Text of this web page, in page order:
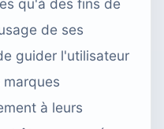
qu'à des fins de
de ses
guider l'utilisateur
à leurs